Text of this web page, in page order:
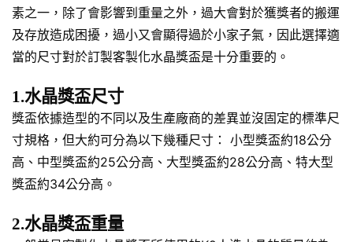
素之一，除了會影響到重量之外，過大會對於獲獎者的搬運
及存放造成困擾，過小又會顯得過於小家子氣，因此選擇適
當的尺寸對於訂製客製化水晶獎盃是十分重要的。
1.水晶獎盃尺寸
獎盃依據造型的不同以及生產廠商的差異並沒固定的標準尺
寸規格，但大約可分為以下幾種尺寸： 小型獎盃約18公分
高、中型獎盃約25公分高、大型獎盃約28公分高、特大型
獎盃約34公分高。
2.水晶獎盃重量